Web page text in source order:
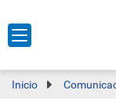
Inicio